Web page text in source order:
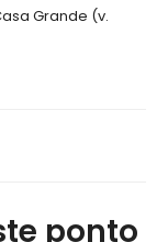
Grande (v.
ponto